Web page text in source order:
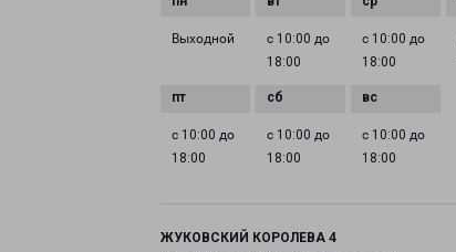
Выходной
с 10:00 до
18:00
с 10:00 до
18:00
с 10:00 до
18:00
с 10:00 до
18:00
с 10:00 до
18:00
ЖУКОВСКИЙ КОРОЛЕВА 4